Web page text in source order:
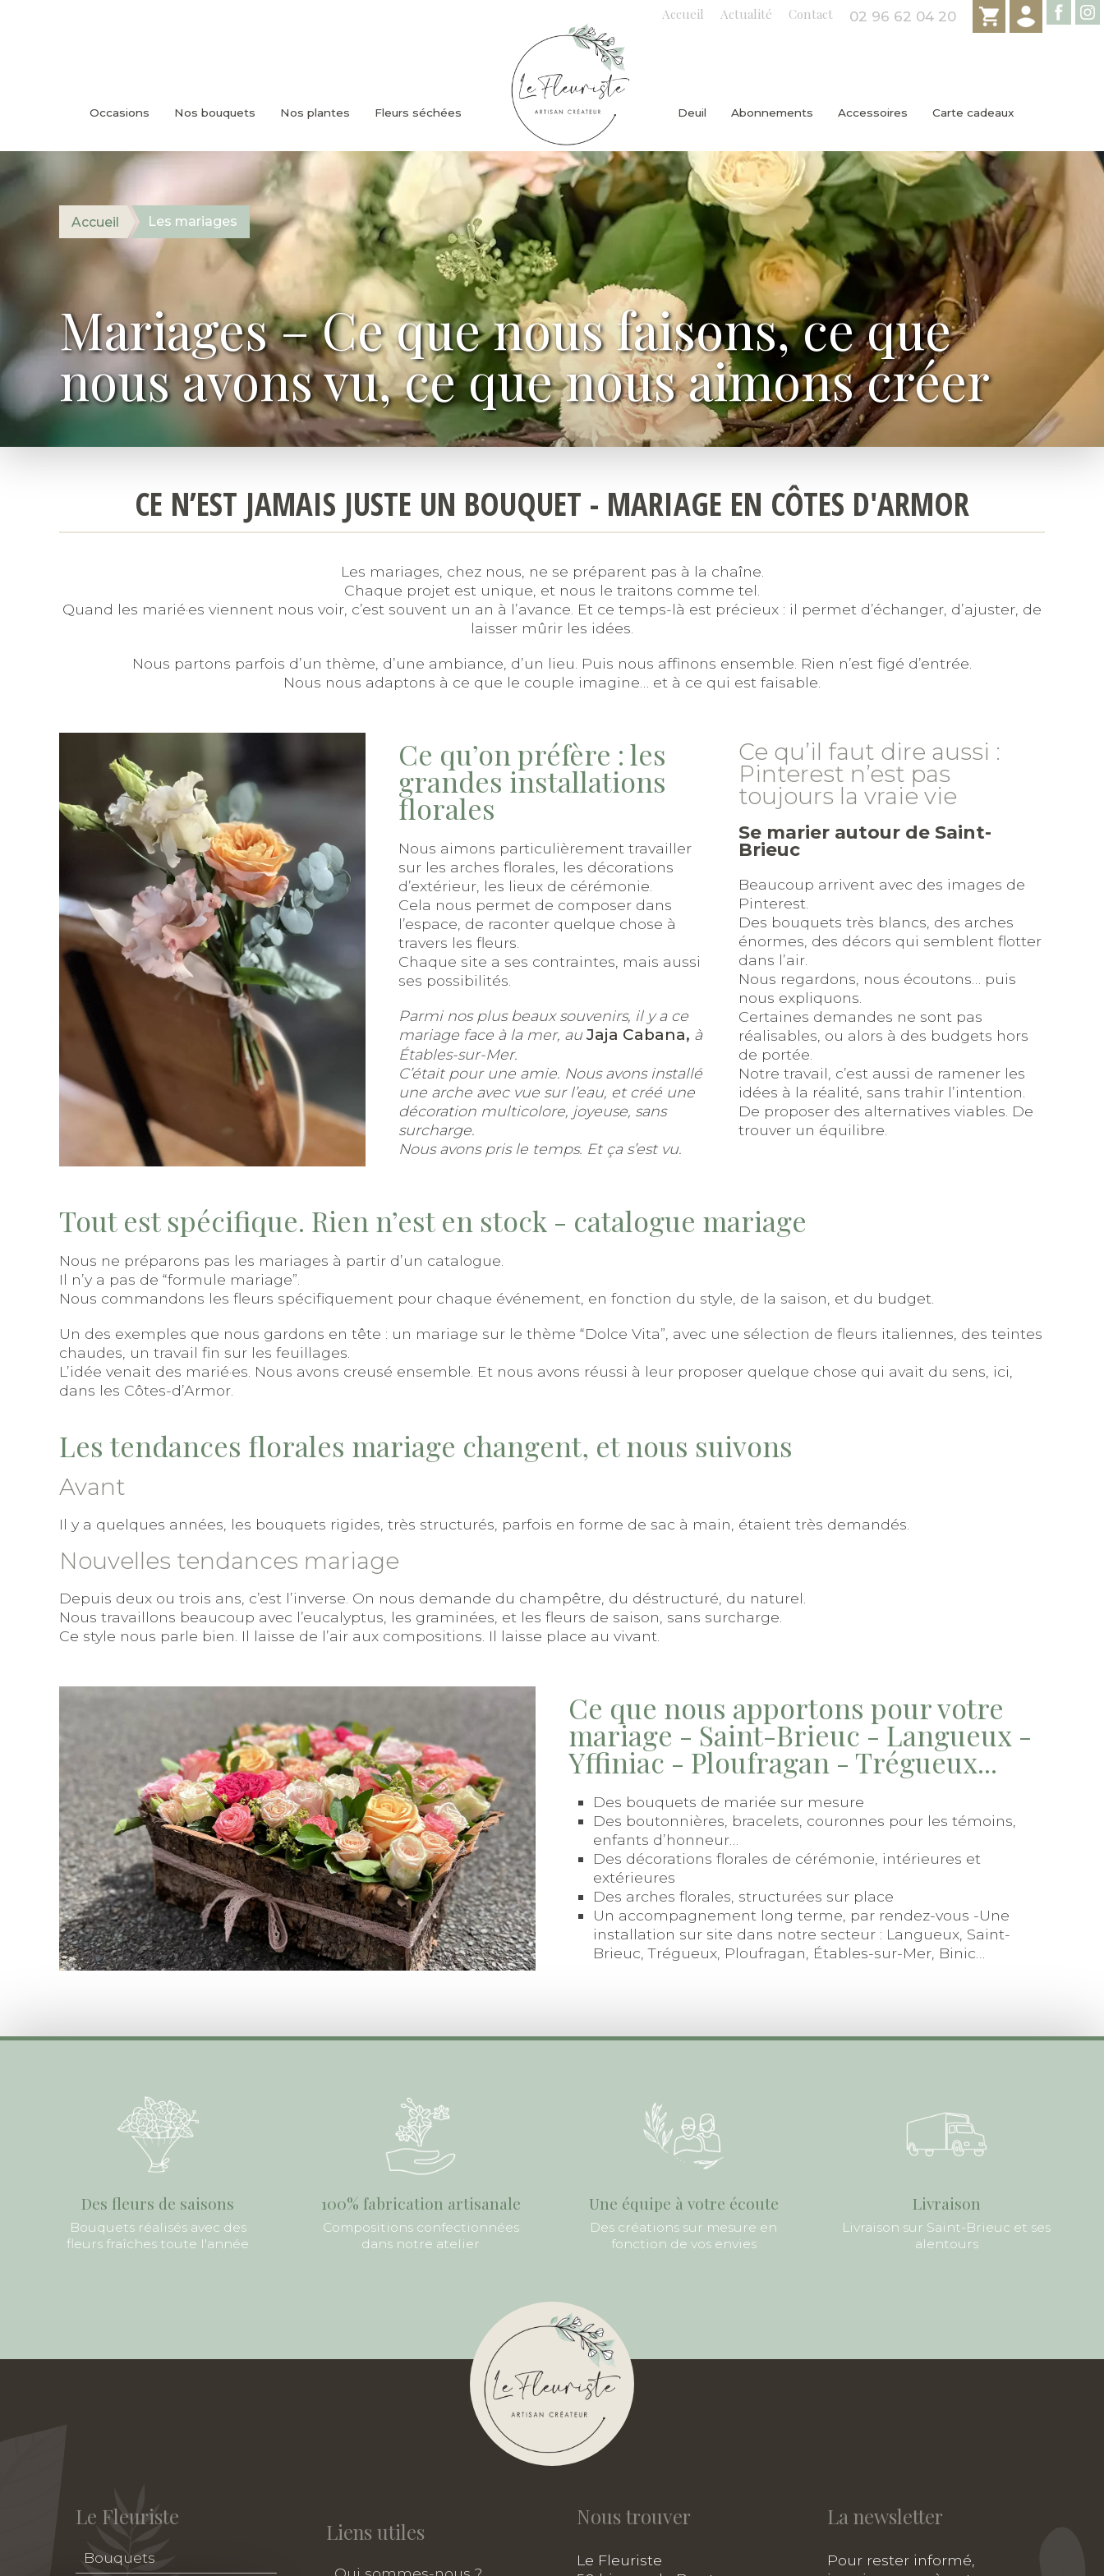
Occasions Nos bouquets Nos plantes Fleurs séchées Deuil Abonnements Accessoires Carte cadeaux
Accueil Actualité Contact 02 96 62 04 20
Accueil Les mariages
Mariages – Ce que nous faisons, ce que
nous avons vu, ce que nous aimons créer
CE N’EST JAMAIS JUSTE UN BOUQUET - MARIAGE EN CÔTES D'ARMOR
Les mariages, chez nous, ne se préparent pas à la chaîne.
Chaque projet est unique, et nous le traitons comme tel.
Quand les marié·es viennent nous voir, c’est souvent un an à l’avance. Et ce temps-là est précieux : il permet d’échanger, d’ajuster, de
laisser mûrir les idées.
Nous partons parfois d’un thème, d’une ambiance, d’un lieu. Puis nous affinons ensemble. Rien n’est figé d’entrée.
Nous nous adaptons à ce que le couple imagine… et à ce qui est faisable.
Ce qu’on préfère : les
grandes installations
florales
Nous aimons particulièrement travailler
sur les arches florales, les décorations
d’extérieur, les lieux de cérémonie.
Cela nous permet de composer dans
l’espace, de raconter quelque chose à
travers les fleurs.
Chaque site a ses contraintes, mais aussi
ses possibilités.
Parmi nos plus beaux souvenirs, il y a ce
mariage face à la mer, auJaja Cabana, à
Étables-sur-Mer.
C’était pour une amie. Nous avons installé
une arche avec vue sur l’eau, et créé une
décoration multicolore, joyeuse, sans
surcharge.
Nous avons pris le temps. Et ça s’est vu.
Ce qu’il faut dire aussi :
Pinterest n’est pas
toujours la vraie vie
Se marier autour de Saint-
Brieuc
Beaucoup arrivent avec des images de
Pinterest.
Des bouquets très blancs, des arches
énormes, des décors qui semblent flotter
dans l’air.
Nous regardons, nous écoutons… puis
nous expliquons.
Certaines demandes ne sont pas
réalisables, ou alors à des budgets hors
de portée.
Notre travail, c’est aussi de ramener les
idées à la réalité, sans trahir l’intention.
De proposer des alternatives viables. De
trouver un équilibre.
Tout est spécifique. Rien n’est en stock - catalogue mariage
Nous ne préparons pas les mariages à partir d’un catalogue.
Il n’y a pas de “formule mariage”.
Nous commandons les fleurs spécifiquement pour chaque événement, en fonction du style, de la saison, et du budget.
Un des exemples que nous gardons en tête : un mariage sur le thème “Dolce Vita”, avec une sélection de fleurs italiennes, des teintes
chaudes, un travail fin sur les feuillages.
L’idée venait des marié·es. Nous avons creusé ensemble. Et nous avons réussi à leur proposer quelque chose qui avait du sens, ici,
dans les Côtes-d’Armor.
Les tendances florales mariage changent, et nous suivons
Avant
Il y a quelques années, les bouquets rigides, très structurés, parfois en forme de sac à main, étaient très demandés.
Nouvelles tendances mariage
Depuis deux ou trois ans, c’est l’inverse. On nous demande du champêtre, du déstructuré, du naturel.
Nous travaillons beaucoup avec l’eucalyptus, les graminées, et les fleurs de saison, sans surcharge.
Ce style nous parle bien. Il laisse de l’air aux compositions. Il laisse place au vivant.
Ce que nous apportons pour votre
mariage - Saint-Brieuc - Langueux -
Yffiniac - Ploufragan - Trégueux...
Des bouquets de mariée sur mesure
Des boutonnières, bracelets, couronnes pour les témoins,
enfants d’honneur…
Des décorations florales de cérémonie, intérieures et
extérieures
Des arches florales, structurées sur place
Un accompagnement long terme, par rendez-vous -Une
installation sur site dans notre secteur : Langueux, Saint-
Brieuc, Trégueux, Ploufragan, Étables-sur-Mer, Binic…
Des fleurs de saisons
Bouquets réalisés avec des
fleurs fraîches toute l'année
100% fabrication artisanale
Compositions confectionnées
dans notre atelier
Une équipe à votre écoute
Des créations sur mesure en
fonction de vos envies
Livraison
Livraison sur Saint-Brieuc et ses
alentours
Le Fleuriste
Bouquets
Liens utiles
Nous trouver
Le Fleuriste
La newsletter
Pour rester informé,